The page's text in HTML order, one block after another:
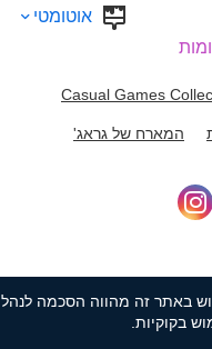
אוטומטי
Casual Games
המארח של גראג'
זה מהווה הסכמה לנהלים
בקוקיות.